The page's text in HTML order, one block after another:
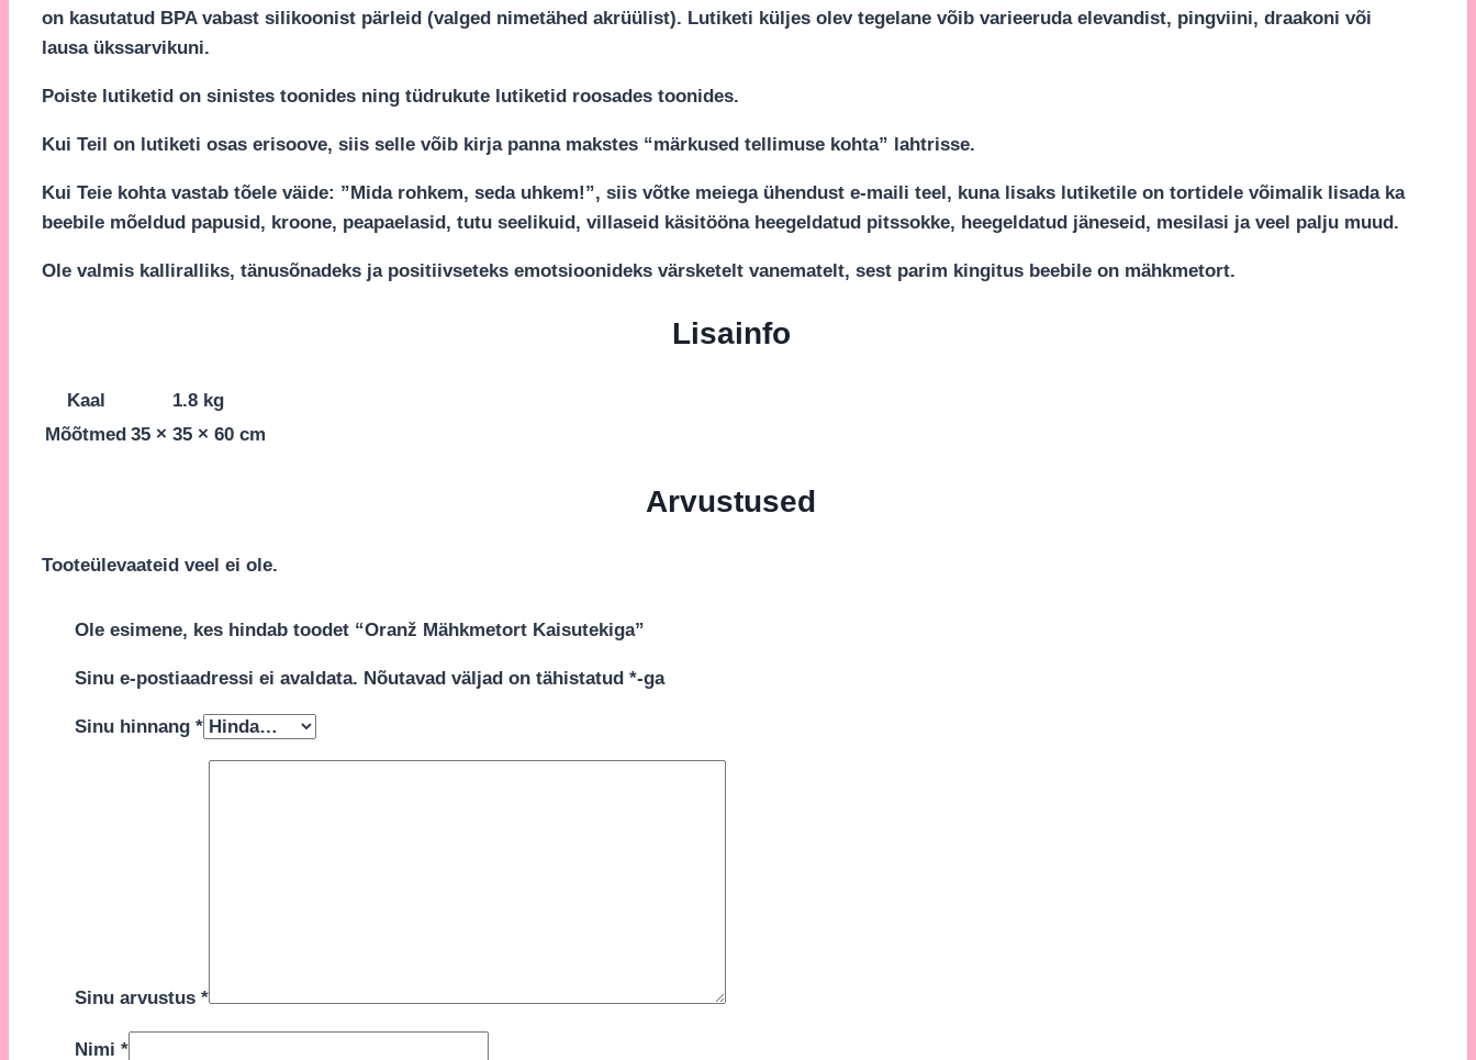
on kasutatud BPA vabast silikoonist pärleid (valged nimetähed akrüülist). Lutiketi küljes olev tegelane võib varieeruda elevandist, pingviini, draakoni või
lausa ükssarvikuni.
Poiste lutiketid on sinistes toonides ning tüdrukute lutiketid roosades toonides.
Kui Teil on lutiketi osas erisoove, siis selle võib kirja panna makstes “märkused tellimuse kohta” lahtrisse.
Kui Teie kohta vastab tõele väide: ”Mida rohkem, seda uhkem!”, siis võtke meiega ühendust e-maili teel, kuna lisaks lutiketile on tortidele võimalik lisada ka
beebile mõeldud papusid, kroone, peapaelasid, tutu seelikuid, villaseid käsitööna heegeldatud pitssokke, heegeldatud jäneseid, mesilasi ja veel palju muud.
Ole valmis kalliralliks, tänusõnadeks ja positiivseteks emotsioonideks värsketelt vanematelt, sest parim kingitus beebile on mähkmetort.
Lisainfo
Kaal
1.8 kg
Mõõtmed 35 × 35 × 60 cm
Arvustused
Tooteülevaateid veel ei ole.
Ole esimene, kes hindab toodet “Oranž Mähkmetort Kaisutekiga”
Sinu e-postiaadressi ei avaldata. Nõutavad väljad on tähistatud *-ga
Sinu hinnang *
Sinu arvustus *
Nimi *